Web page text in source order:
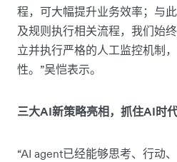
程，可大幅提升业务效率；与
及规则执行相关流程，我们始
立并执行严格的人工监控机制
性。”吴恺表示。
三大AI新策略亮相，抓住AI时
“AI agent已经能够思考、行动